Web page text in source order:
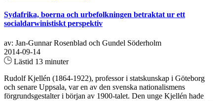
Sydafrika, boerna och urbefolkningen betraktat ur ett
socialdarwinistiskt perspektiv
av: Jan-Gunnar Rosenblad och Gundel Söderholm
2014-09-14
Lästid 13 minuter
Rudolf Kjellén (1864-1922), professor i statskunskap i Göteborg
och senare Uppsala, var en av den svenska nationalismens
förgrundsgestalter i början av 1900-talet. Den unge Kjellén hade